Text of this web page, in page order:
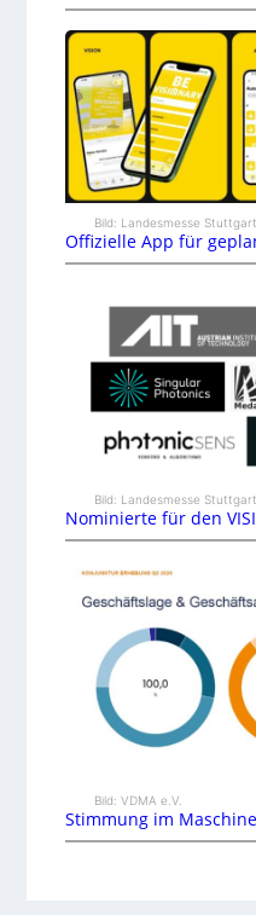
Bild: Landesmesse
Offizielle App für
Bild: Landesmesse
Nominierte für den
Bild: VDMA e.V.
Stimmung im